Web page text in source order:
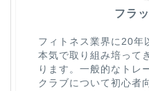
フラ
フィトネス業界に20年
本気で取り組み培って
ります。一般的なトレ
クラブについて初心者